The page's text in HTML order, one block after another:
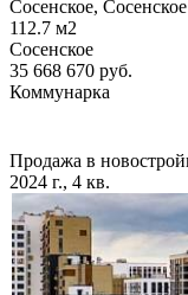
Сосенское,
112.7 м2
Сосенское
35 668 670 руб.
Коммунарка
Продажа в
2024 г., 4 кв.